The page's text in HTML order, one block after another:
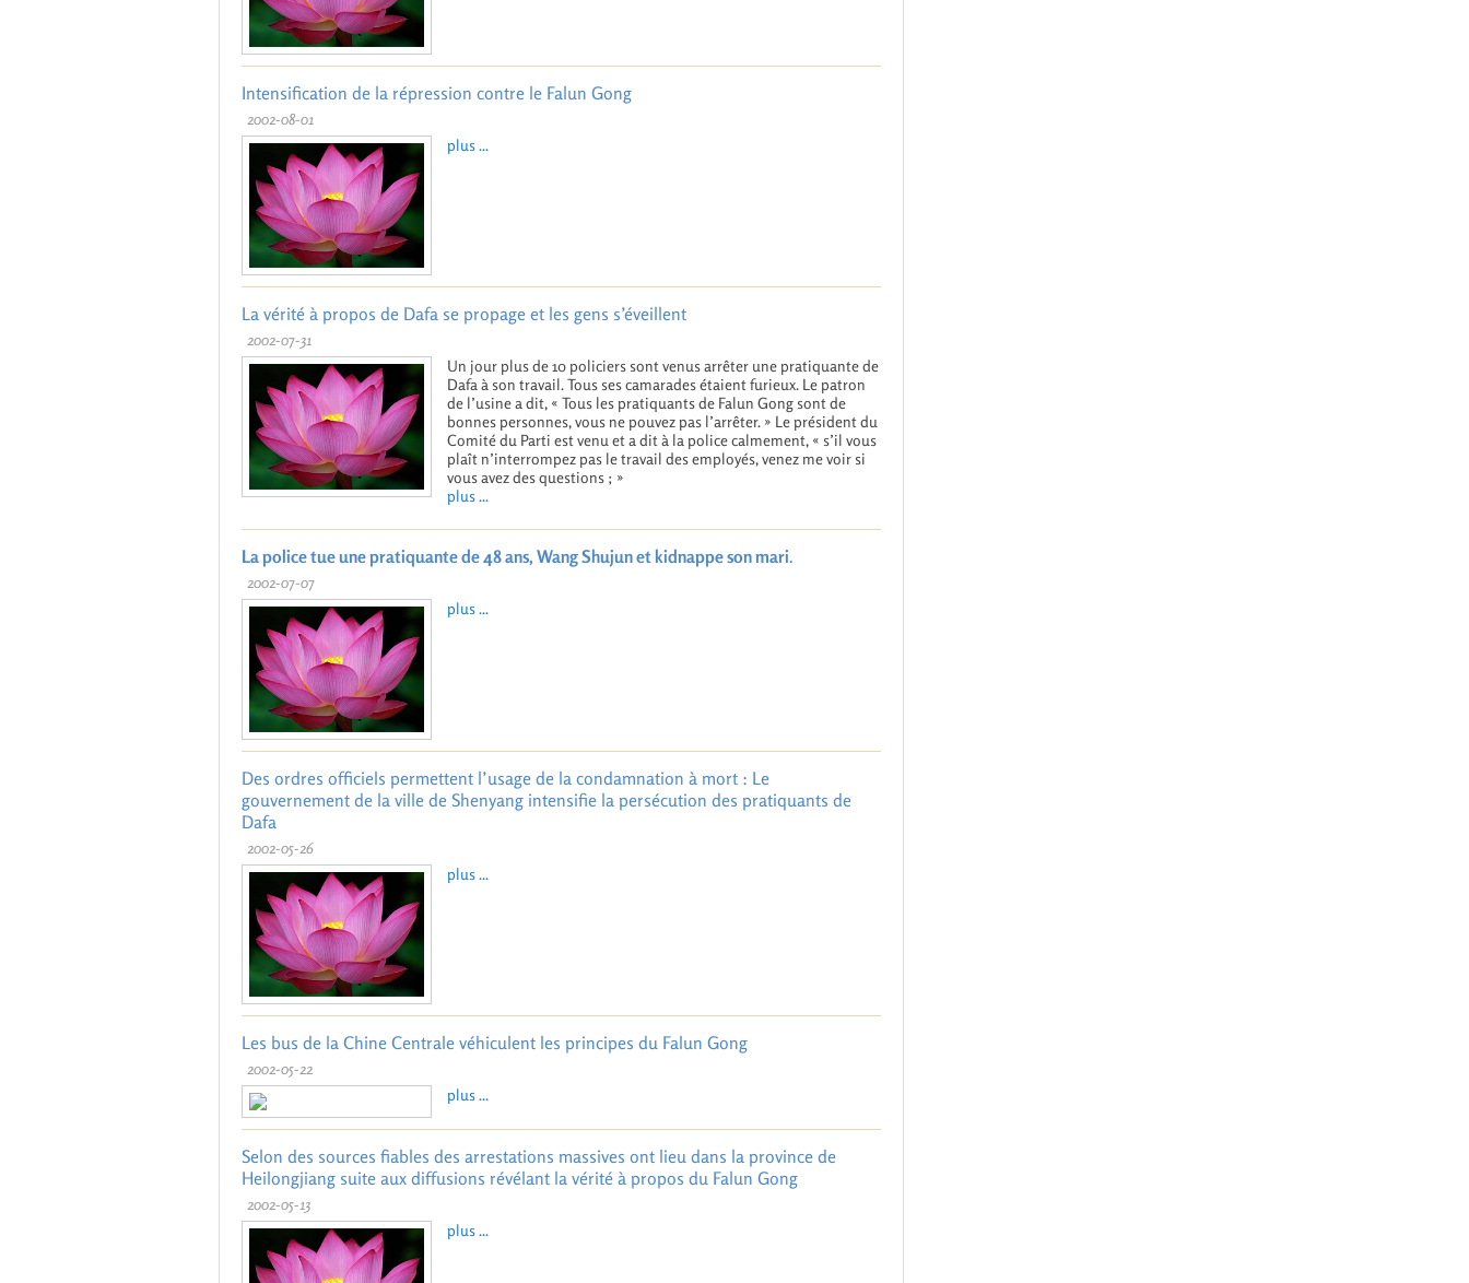
Intensification de la répression contre le Falun Gong
2002-08-01
plus ...
La vérité à propos de Dafa se propage et les gens s’éveillent
2002-07-31
Un jour plus de 10 policiers sont venus arrêter une pratiquante de
Dafa à son travail. Tous ses camarades étaient furieux. Le patron
de l’usine a dit, « Tous les pratiquants de Falun Gong sont de
bonnes personnes, vous ne pouvez pas l’arrêter. » Le président du
Comité du Parti est venu et a dit à la police calmement, « s’il vous
plaît n’interrompez pas le travail des employés, venez me voir si
vous avez des questions ; »
plus ...
La police tue une pratiquante de 48 ans, Wang Shujun et kidnappe son mari.
2002-07-07
plus ...
Des ordres officiels permettent l’usage de la condamnation à mort : Le
gouvernement de la ville de Shenyang intensifie la persécution des pratiquants de
Dafa
2002-05-26
plus ...
Les bus de la Chine Centrale véhiculent les principes du Falun Gong
2002-05-22
plus ...
Selon des sources fiables des arrestations massives ont lieu dans la province de
Heilongjiang suite aux diffusions révélant la vérité à propos du Falun Gong
2002-05-13
plus ...